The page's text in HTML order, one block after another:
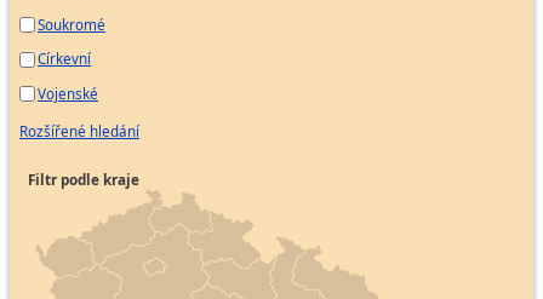
Soukromé
Církevní
Vojenské
Rozšířené hledání
Filtr podle kraje